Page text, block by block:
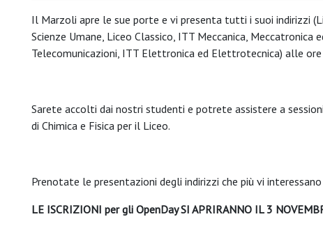
Il Marzoli apre le sue porte e vi presenta tutti i suoi indirizzi
Scienze Umane, Liceo Classico, ITT Meccanica,
Telecomunicazioni, ITT Elettronica ed Elettrotecnica) alle
Sarete accolti dai nostri studenti e potrete assistere a
di Chimica e Fisica per il Liceo.
Prenotate le presentazioni degli indirizzi che più vi
LE ISCRIZIONI per gli OpenDay SI APRIRANNO IL 3